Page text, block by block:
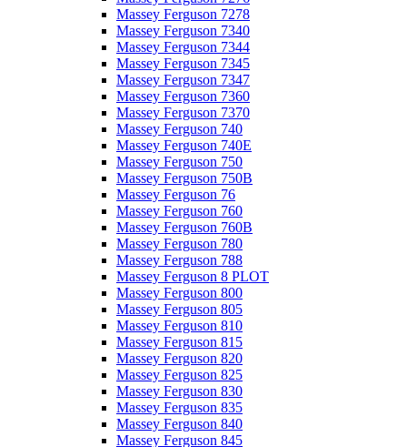
Massey Ferguson 7278
Massey Ferguson 7340
Massey Ferguson 7344
Massey Ferguson 7345
Massey Ferguson 7347
Massey Ferguson 7360
Massey Ferguson 7370
Massey Ferguson 740
Massey Ferguson 740E
Massey Ferguson 750
Massey Ferguson 750B
Massey Ferguson 76
Massey Ferguson 760
Massey Ferguson 760B
Massey Ferguson 780
Massey Ferguson 788
Massey Ferguson 8 PLOT
Massey Ferguson 800
Massey Ferguson 805
Massey Ferguson 810
Massey Ferguson 815
Massey Ferguson 820
Massey Ferguson 825
Massey Ferguson 830
Massey Ferguson 835
Massey Ferguson 840
Massey Ferguson 845